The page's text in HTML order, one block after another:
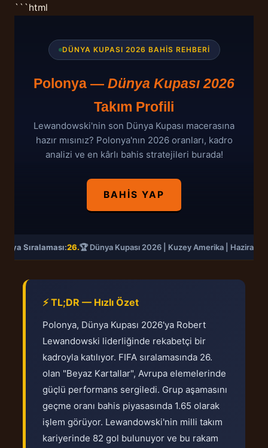
```html
DÜNYA KUPASI 2026 BAHIS REHBERI
Polonya — Dünya Kupası 2026
Takım Profili
Lewandowski'nin son Dünya Kupası macerasına
hazır mısınız? Polonya'nın 2026 oranları, kadro
analizi ve en kârlı bahis stratejileri burada!
BAHIS YAP
Sıralaması:26.🏆 Dünya Kupası 2026 | Kuzey Amerika | Haziran-
⚡ TL;DR — Hızlı Özet
Polonya, Dünya Kupası 2026'ya Robert
Lewandowski liderliğinde rekabetçi bir
kadroyla katılıyor. FIFA sıralamasında 26.
olan "Beyaz Kartallar", Avrupa elemelerinde
güçlü performans sergiledi. Grup aşamasını
geçme oranı bahis piyasasında 1.65 olarak
işlem görüyor. Lewandowski'nin milli takım
kariyerinde 82 gol bulunuyor ve bu rakam